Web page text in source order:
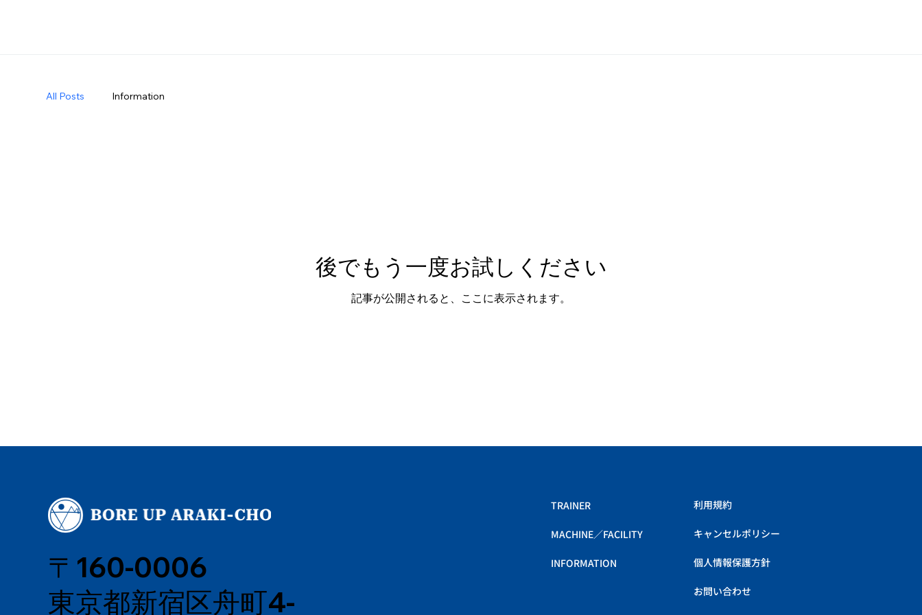
All Posts Information
後でもう一度お試しください
記事が公開されると、ここに表示されます。
〒160-0006
東京都新宿区舟町4-
TRAINER
MACHINE／FACILITY
INFORMATION
利用規約
キャンセルポリシー
個人情報保護方針
お問い合わせ